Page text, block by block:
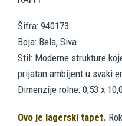
bila:
Šifra: 940173
Boja: Bela, Siva
Stil: Moderne strukture
prijatan ambijent u svaki
Dimenzije rolne: 0,53 x
Ovo je lagerski tapet.